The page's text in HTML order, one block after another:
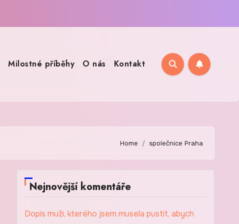
Milostné příběhy O nás Kontakt
Home společnice Praha
Nejnovější komentáře
Dopis muži, kterého jsem musela pustit, abych